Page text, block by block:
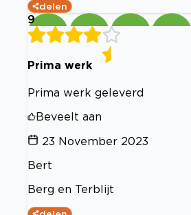
delen
9
Prima werk
Prima werk geleverd
Beveelt aan
23 November 2023
Bert
Berg en Terblijt